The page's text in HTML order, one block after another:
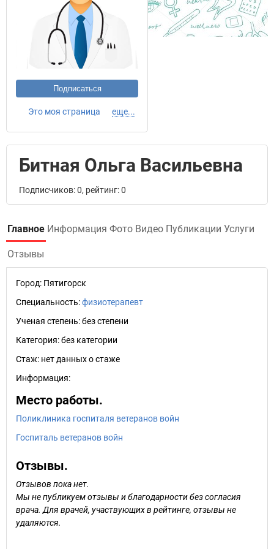
Подписаться
Это моя страница еще...
Битная Ольга Васильевна
Подписчиков: 0, рейтинг: 0
Главное Информация Фото Видео Публикации Услуги
Отзывы
Город: Пятигорск
Специальность:физиотерапевт
Ученая степень:без степени
Категория:без категории
Стаж: нет данных о стаже
Информация:
Место работы.
Поликлиника госпиталя ветеранов войн
Госпиталь ветеранов войн
Отзывы.
Отзывов пока нет.
Мы не публикуем отзывы и благодарности без согласия
врача. Для врачей, участвующих в рейтинге, отзывы не
удаляются.